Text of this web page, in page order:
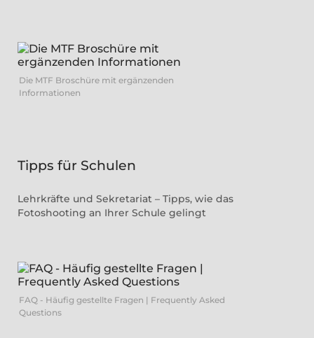
Die MTF Broschüre mit ergänzenden
Informationen
Tipps für Schulen
Lehrkräfte und Sekretariat – Tipps, wie das
Fotoshooting an Ihrer Schule gelingt
FAQ - Häufig gestellte Fragen | Frequently Asked
Questions